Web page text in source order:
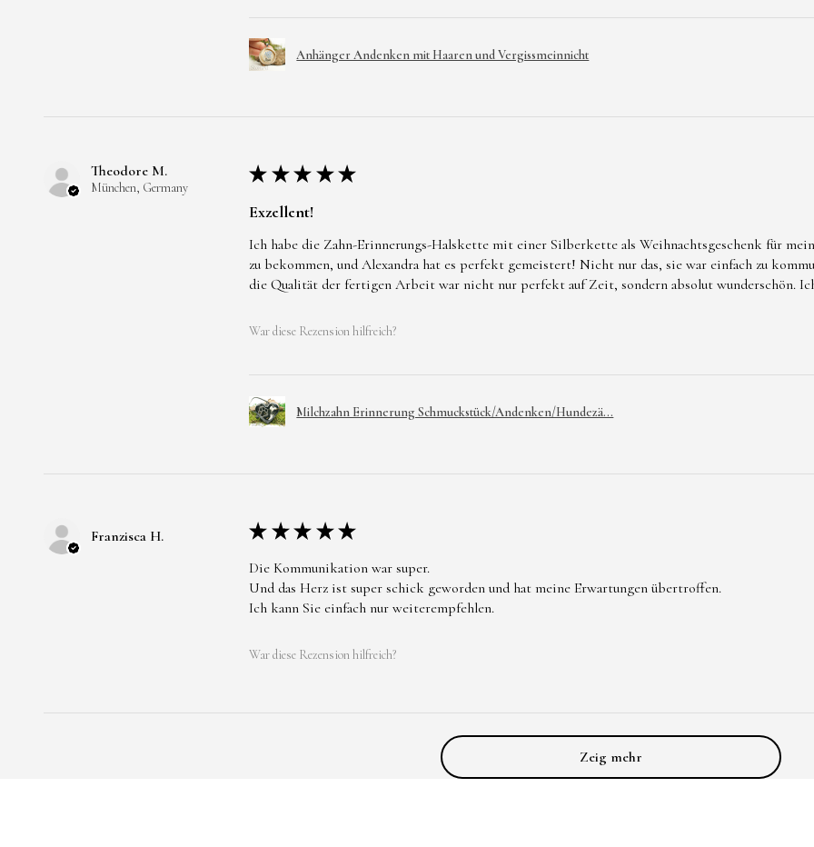
Anhänger Andenken mit Haaren und Vergissmeinnicht
Theodore M.
München, Germany
★ ★ ★ ★ ★
Exzellent!
Ich habe die Zahn-Erinnerungs-Halskette mit einer Silberkette als Weihnachtsgeschenk für
zu bekommen, und Alexandra hat es perfekt gemeistert! Nicht nur das, sie war einfach zu
die Qualität der fertigen Arbeit war nicht nur perfekt auf Zeit, sondern absolut wunderschön.
War diese Rezension hilfreich?
Milchzahn Erinnerung Schmuckstück/Andenken/Hundezä...
Franzisca H. ★ ★ ★ ★ ★
Die Kommunikation war super.
Und das Herz ist super schick geworden und hat meine Erwartungen übertroffen.
Ich kann Sie einfach nur weiterempfehlen.
War diese Rezension hilfreich?
Zeig mehr